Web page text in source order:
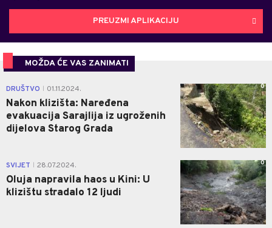
PREUZMI APLIKACIJU
MOŽDA ĆE VAS ZANIMATI
DRUŠTVO 01.11.2024.
Nakon klizišta: Naređena
evakuacija Sarajlija iz ugroženih
dijelova Starog Grada
0
SVIJET 28.07.2024.
Oluja napravila haos u Kini: U
klizištu stradalo 12 ljudi
0